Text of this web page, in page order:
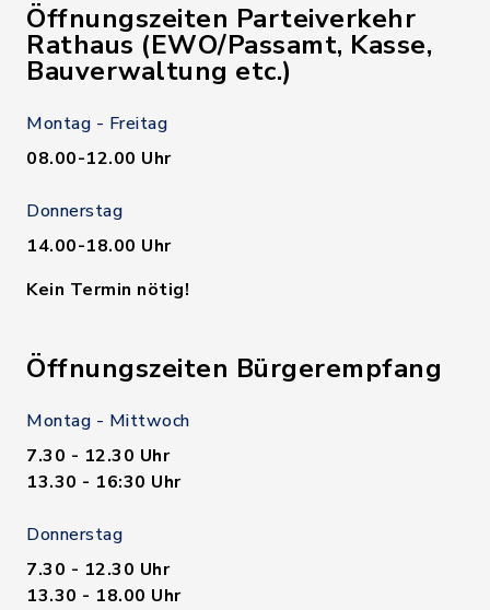
Öffnungszeiten Parteiverkehr
Rathaus (EWO/Passamt, Kasse,
Bauverwaltung etc.)
Montag - Freitag
08.00-12.00 Uhr
Donnerstag
14.00-18.00 Uhr
Kein Termin nötig!
Öffnungszeiten Bürgerempfang
Montag - Mittwoch
7.30 - 12.30 Uhr
13.30 - 16:30 Uhr
Donnerstag
7.30 - 12.30 Uhr
13.30 - 18.00 Uhr